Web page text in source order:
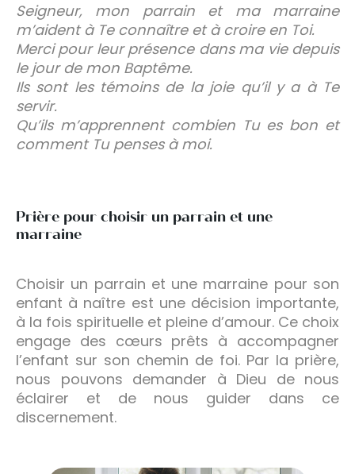
Seigneur, mon parrain et ma marraine
m’aident à Te connaître et à croire en Toi.
Merci pour leur présence dans ma vie depuis
le jour de mon Baptême.
Ils sont les témoins de la joie qu’il y a à Te
servir.
Qu’ils m’apprennent combien Tu es bon et
comment Tu penses à moi.
Prière pour choisir un parrain et une
marraine
Choisir un parrain et une marraine pour son
enfant à naître est une décision importante,
à la fois spirituelle et pleine d’amour. Ce choix
engage des cœurs prêts à accompagner
l’enfant sur son chemin de foi. Par la prière,
nous pouvons demander à Dieu de nous
éclairer et de nous guider dans ce
discernement.